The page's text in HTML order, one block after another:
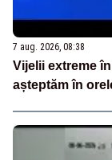
7 aug. 2026, 08:38
Vijelii extreme
așteptăm în